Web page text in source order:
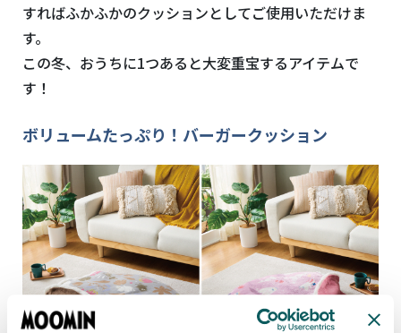
すればふかふかのクッションとしてご使用いただけま
す。
この冬、おうちに1つあると大変重宝するアイテムで
す！
ボリュームたっぷり！バーガークッション